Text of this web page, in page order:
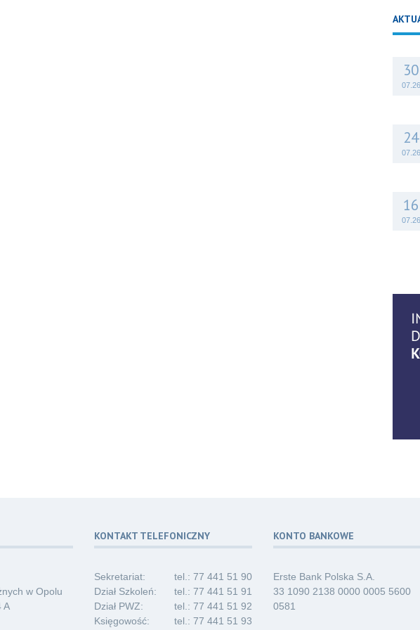
30
07.26
24
07.26
16
07.26
06
w Opolu
A
KONTAKT TELEFONICZNY
Sekretariat:
tel.: 77 441 51 90
Dział Szkoleń:
tel.: 77 441 51 91
Dział PWZ:
tel.: 77 441 51 92
Księgowość:
tel.: 77 441 51 93
KONTO BANKOWE
Erste Bank Polska S.A.
33 1090 2138 0000 0005 5600
0581